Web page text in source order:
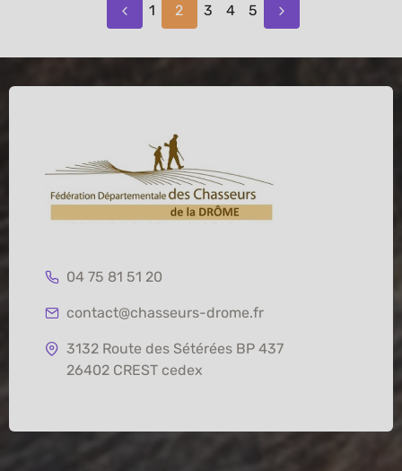
1 2
(actuel)
3 4 5
04 75 81 51 20
contact@chasseurs-drome.fr
3132 Route des Sétérées BP 437
26402 CREST cedex